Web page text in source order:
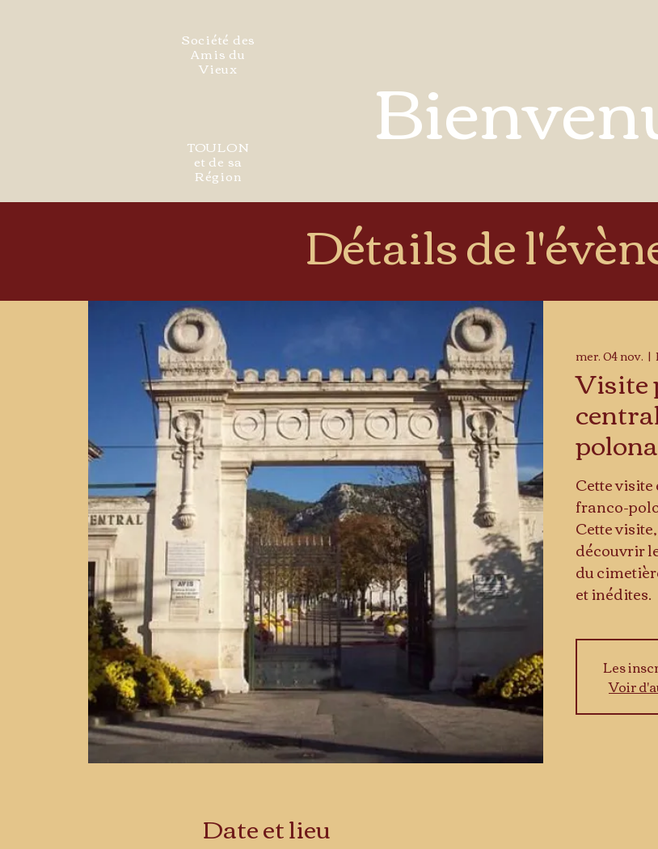
Société des
Amis du
Vieux
TOULON
et de sa
Région
Détails de
mer. 04 nov.
  |
Visite
Cette
franco-
Cette
découvrir
du
et inédites.
Les
Voir
Date et lieu